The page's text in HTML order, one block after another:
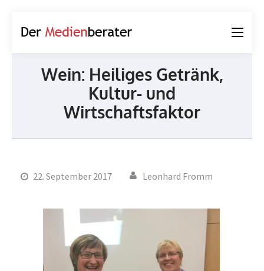
Wein: Heiliges Getränk,
Kultur- und
Wirtschaftsfaktor
22. September 2017 Leonhard Fromm